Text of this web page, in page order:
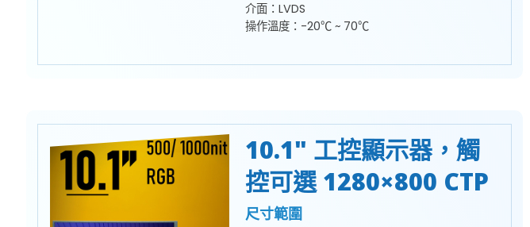
介面：LVDS
操作溫度：-20℃ ~ 70℃
10.1" 工控顯示器，觸
控可選 1280×800 CTP
尺寸範圍